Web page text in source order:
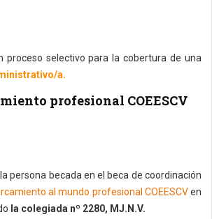
proceso selectivo para la cobertura de una
a.
profesional COEESCV
persona becada en el beca de coordinación
al mundo profesional COEESCVen
la colegiada nº 2280, MJ.N.V.